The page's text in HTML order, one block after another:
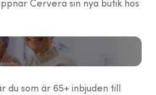
Cervera sin nya butik hos
du som är 65+ inbjuden till